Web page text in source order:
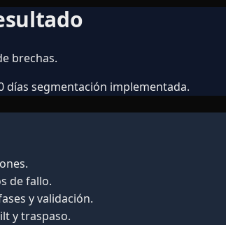
brechas.
días segmentación implementada.
de fallo.
y validación.
y traspaso.